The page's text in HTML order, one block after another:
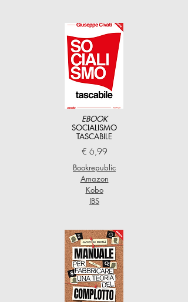
EBOOK
SOCIALISMO
TASCABILE
€ 6,99
Bookrepublic
Amazon
Kobo
IBS